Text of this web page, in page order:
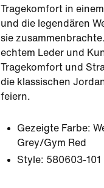
Tragekomfort in
und die legendären
sie
echtem Leder und
Tragekomfort und
die klassischen
feiern.
Gezeigte Farbe:
Grey/Gym Red
Style: 580603-101